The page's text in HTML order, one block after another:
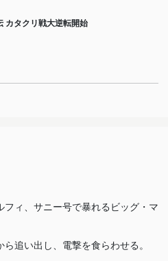
カタクリ戦大逆転開始
ィ、サニー号で暴れるビッグ・マ
追い出し、電撃を食らわせる。